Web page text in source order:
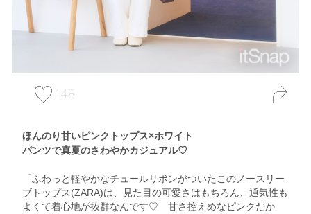
148
ほんのり甘いピンクトップス×ホワイト
パンツで真夏のさわやかカジュアル♡
「ふわっと軽やかなチュールリボンがついたこのノースリー
ブトップス(ZARA)は、見た目の可愛さはもちろん、通気性も
よくて着心地が抜群なんです♡ 甘さ控えめなピンクだか